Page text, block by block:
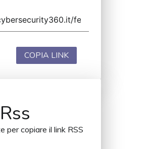
COPIA LINK
per copiare il link RSS